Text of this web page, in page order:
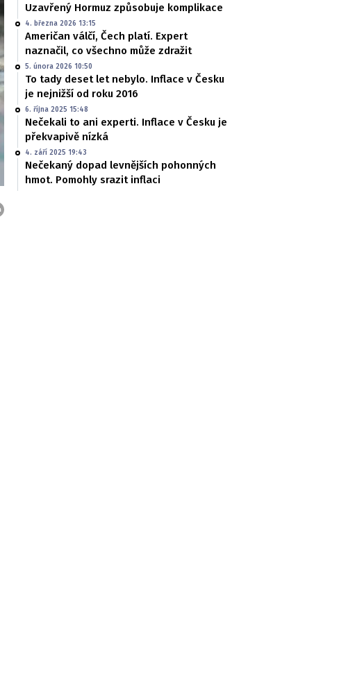
Uzavřený Hormuz způsobuje komplikace
4. března 2026 13:15
Američan válčí, Čech platí. Expert
naznačil, co všechno může zdražit
5. února 2026 10:50
To tady deset let nebylo. Inflace v Česku
je nejnižší od roku 2016
6. října 2025 15:48
Nečekali to ani experti. Inflace v Česku je
překvapivě nízká
4. září 2025 19:43
Nečekaný dopad levnějších pohonných
hmot. Pomohly srazit inflaci